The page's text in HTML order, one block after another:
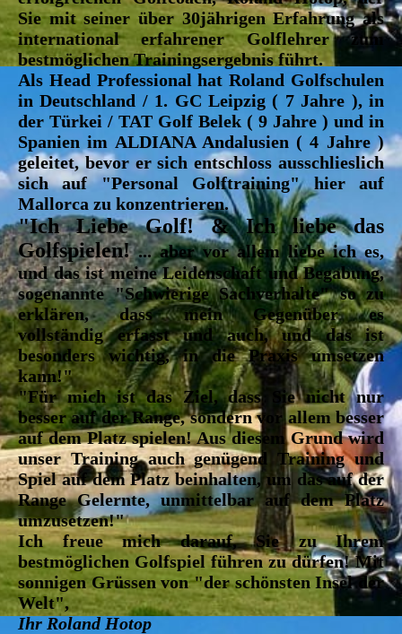
Sie mit seiner über 30jährigen Erfahrung als
international erfahrener Golflehrer zum
bestmöglichen Trainingsergebnis führt.
Als Head Professionalhat Roland Golfschulen
in Deutschland / 1. GC Leipzig ( 7 Jahre ), in
der Türkei / TAT Golf Belek ( 9 Jahre ) und in
Spanien im ALDIANA Andalusien ( 4 Jahre )
geleitet, bevor er sich entschloss ausschlieslich
sich auf "Personal Golftraining" hier auf
Mallorca zu konzentrieren.
"Ich Liebe Golf! & Ich liebe das
Golfspielen!... aber vor allem liebe ich es,
und das ist meine Leidenschaft und Begabung,
sogenannte "Schwierige Sachverhalte" so zu
erklären, dass mein Gegenüber es
vollständig erfasst und auch, und das ist
besonders wichtig, in die Praxis umsetzen
kann!"
"Für mich ist das Ziel, dass Sie nicht nur
besser auf der Range, sondern vor allem besser
auf dem Platz spielen! Aus diesem Grund wird
unser Training auch genügend Trainingund
Spiel auf dem Platz beinhalten, um das auf der
Range Gelernte, unmittelbar auf dem Platz
umzusetzen!"
Ich freue mich darauf, Sie zu Ihrem
bestmöglichen Golfspiel führen zu dürfen! Mit
sonnigen Grüssen von "der schönsten Insel der
Welt",
Ihr Roland Hotop